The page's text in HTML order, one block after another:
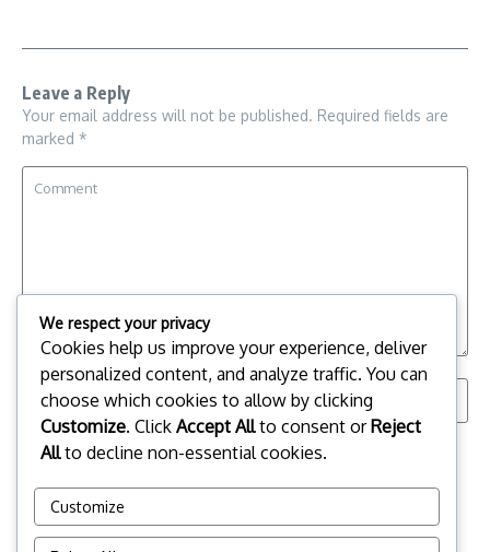
Leave a Reply
Your email address will not be published. Required fields are
marked *
Save my name, email, and website in this browser for the
We respect your privacy
Cookies help us improve your experience, deliver
personalized content, and analyze traffic. You can
choose which cookies to allow by clicking
Customize. Click Accept Allto consent orReject
Allto decline non-essential cookies.
Customize